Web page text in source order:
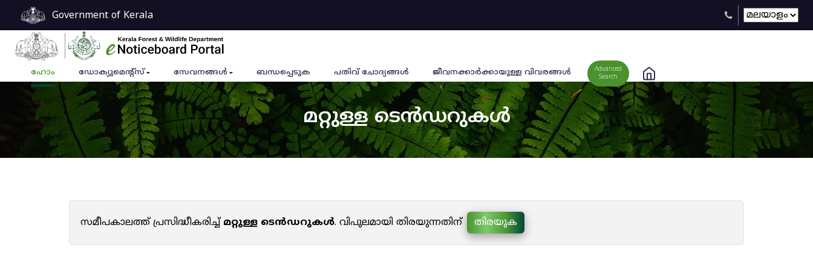
Government of Kerala
ഹോം ഡോക്യുമെൻ്റ്സ് സേവനങ്ങൾ ബന്ധപ്പെടുക പതിവ് ചോദ്യങ്ങൾ ജീവനക്കാര്‍ക്കായുള്ള വിവരങ്ങള്‍
Advanced
Search
മറ്റുള്ള ടെൻഡറുകൾ
സമീപകാലത്ത് പ്രസിദ്ധീകരിച്ച്മറ്റുള്ള ടെൻഡറുകൾ. വിപുലമായി തിരയുന്നതിന് തിരയുക